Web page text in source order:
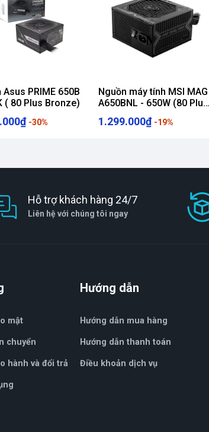
Asus PRIME 650B
( 80 Plus Bronze)
-30%
Nguồn máy tính MSI MAG
A650BNL - 650W (80 Plus
1.299.000₫ -19%
Hỗ trợ khách hàng 24/7
Liên hệ với chúng tôi ngay
mật
chuyển
hành và đổi trả
Hướng dẫn
Hướng dẫn mua hàng
Hướng dẫn thanh toán
Điều khoản dịch vụ